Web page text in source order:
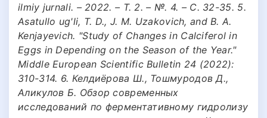
ilmiy jurnali. – 2022. – Т. 2. – №. 4. – С. 32-35. 5.
Asatullo ug'li, T. D., J. M. Uzakovich, and B. A.
Kenjayevich. "Study of Changes in Calciferol in
Eggs in Depending on the Season of the Year."
Middle European Scientific Bulletin 24 (2022):
310-314. 6. Келдиёрова Ш., Тошмуродов Д.,
Аликулов Б. Обзор современных
исследований по ферментативному гидролизу